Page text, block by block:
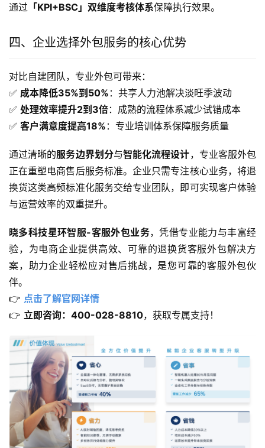
通过 「KPI+BSC」双维度考核体系保障执行效果。
四、企业选择外包服务的核心优势
对比自建团队，专业外包可带来：
✅ 成本降低35%到50% ：共享人力池解决淡旺季波动
✅ 处理效率提升2到3倍：成熟的流程体系减少试错成本
✅ 客户满意度提高18% ：专业培训体系保障服务质量
通过清晰的服务边界划分与智能化流程设计，专业客服外包
正在重塑电商售后服务标准。企业只需专注核心业务，将退
换货这类高频标准化服务交给专业团队，即可实现客户体验
与运营效率的双重提升。
晓多科技星环智服-客服外包业务，凭借专业能力与丰富经
验，为电商企业提供高效、可靠的退换货客服外包解决方
案，助力企业轻松应对售后挑战，是您可靠的客服外包伙
伴。
👉 点击了解官网详情
👉 立即咨询：400-028-8810，获取专属支持！